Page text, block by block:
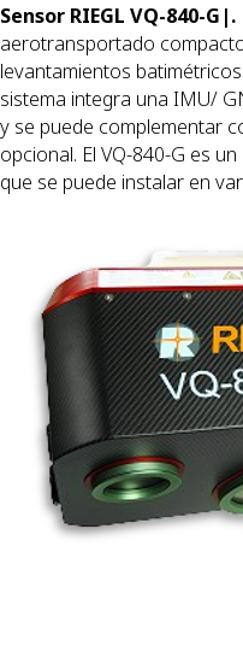
Sensor RIEGL VQ-840-G|.
aerotransportado
levantamientos
sistema integra una IMU/
y se puede complementar
opcional. El VQ-840-G es
que se puede instalar en